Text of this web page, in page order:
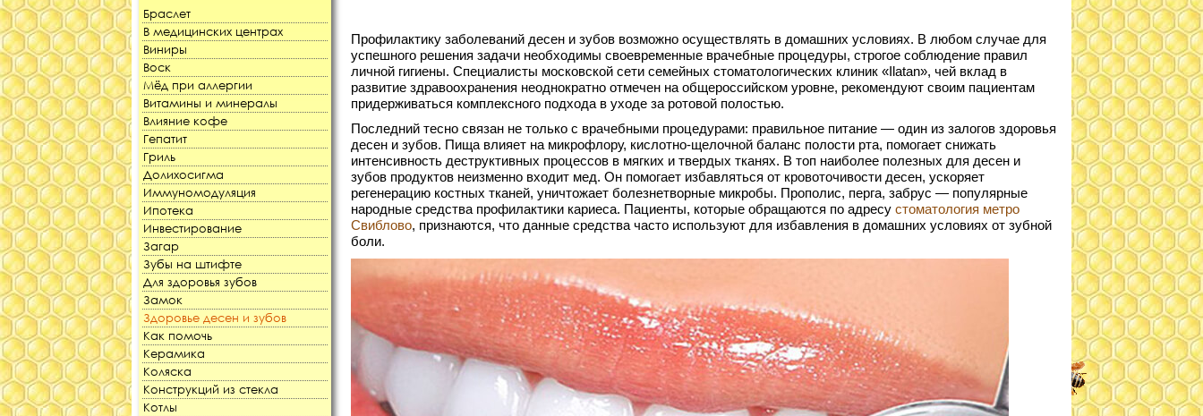
Профилактику заболеваний десен и зубов возможно осуществлять в домашних условиях. В любом случае для
успешного решения задачи необходимы своевременные врачебные процедуры, строгое соблюдение правил
личной гигиены. Специалисты московской сети семейных стоматологических клиник «Ilatan», чей вклад в
развитие здравоохранения неоднократно отмечен на общероссийском уровне, рекомендуют своим пациентам
придерживаться комплексного подхода в уходе за ротовой полостью.
Последний тесно связан не только с врачебными процедурами: правильное питание — один из залогов здоровья
десен и зубов. Пища влияет на микрофлору, кислотно-щелочной баланс полости рта, помогает снижать
интенсивность деструктивных процессов в мягких и твердых тканях. В топ наиболее полезных для десен и
зубов продуктов неизменно входит мед. Он помогает избавляться от кровоточивости десен, ускоряет
регенерацию костных тканей, уничтожает болезнетворные микробы. Прополис, перга, забрус — популярные
народные средства профилактики кариеса. Пациенты, которые обращаются по адресу стоматология метро
Свиблово, признаются, что данные средства часто используют для избавления в домашних условиях от зубной
боли.
Браслет
В медицинских центрах
Виниры
Воск
Мёд при аллергии
Витамины и минералы
Влияние кофе
Гепатит
Гриль
Долихосигма
Иммуномодуляция
Ипотека
Инвестирование
Загар
Зубы на штифте
Для здоровья зубов
Замок
Здоровье десен и зубов
Как помочь
Керамика
Коляска
Конструкций из стекла
Котлы